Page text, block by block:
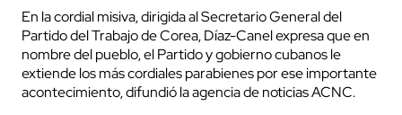
En la cordial misiva, dirigida al Secretario General del
Partido del Trabajo de Corea, Díaz-Canel expresa que en
nombre del pueblo, el Partido y gobierno cubanos le
extiende los más cordiales parabienes por ese importante
acontecimiento, difundió la agencia de noticias ACNC.